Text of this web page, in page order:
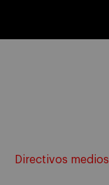
Directivos medios